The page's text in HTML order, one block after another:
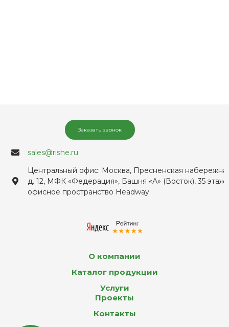
Заказать звонок
sales@rishe.ru
Центральный офис: Москва, Пресненская
д. 12, МФК «Федерация», Башня «А» (Восток), 35 этаж,
офисное пространство Headway
О компании
Каталог продукции
Услуги
Проекты
Контакты